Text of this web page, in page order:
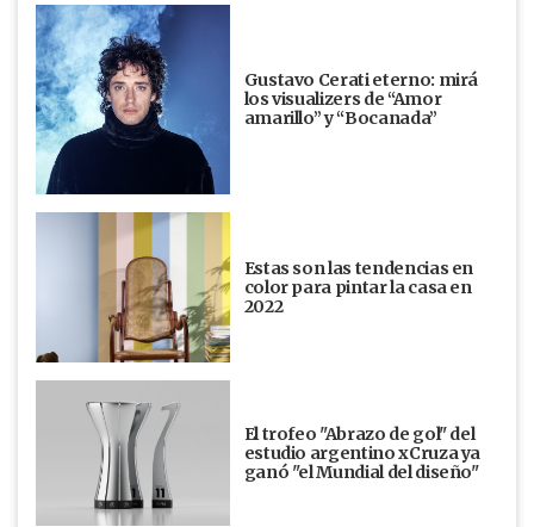
Gustavo Cerati eterno: mirá
los visualizers de “Amor
amarillo” y “Bocanada”
Estas son las tendencias en
color para pintar la casa en
2022
El trofeo "Abrazo de gol" del
estudio argentino xCruza ya
ganó "el Mundial del diseño"